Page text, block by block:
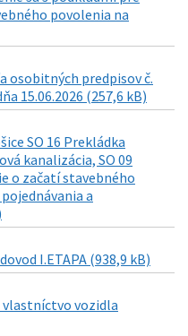
povolenia na
osobitných predpisov č.
15.06.2026 (257,6 kB)
SO 16 Prekládka
kanalizácia, SO 09
o začatí stavebného
a
I.ETAPA (938,9 kB)
vlastníctvo vozidla